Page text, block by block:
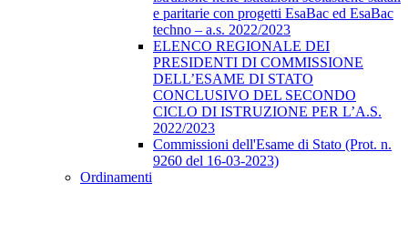
e paritarie con progetti EsaBac ed EsaBac
techno – a.s. 2022/2023
ELENCO REGIONALE DEI
PRESIDENTI DI COMMISSIONE
DELL’ESAME DI STATO
CONCLUSIVO DEL SECONDO
CICLO DI ISTRUZIONE PER L’A.S.
2022/2023
Commissioni dell'Esame di Stato (Prot. n.
9260 del 16-03-2023)
Ordinamenti